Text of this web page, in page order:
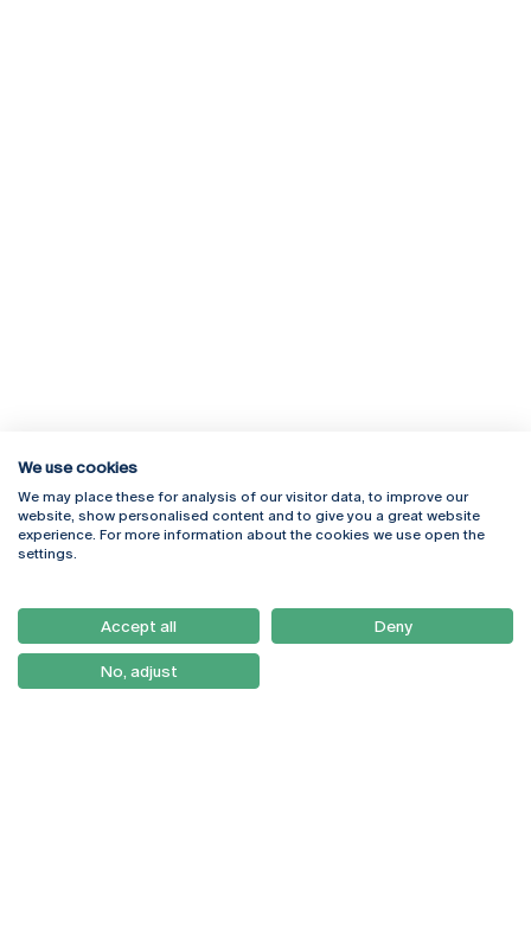
Rua Diogo Botelho 1327
4169-005 Porto
+351 226 196 240
Campus Online
Webmail
Como Chegar
Newsletter
We use cookies
We may place these for analysis of our visitor data, to improve our
website, show personalised content and to give you a great website
experience. For more information about the cookies we use open the
settings.
Accept all Deny
No, adjust